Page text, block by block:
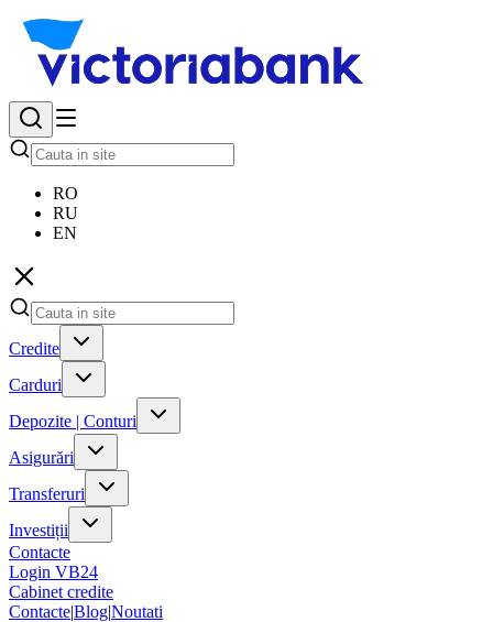
RO
RU
EN
Credite
Carduri
Depozite | Conturi
Asigurări
Transferuri
Investiții
Contacte
Login VB24
Cabinet credite
Contacte|Blog|Noutati